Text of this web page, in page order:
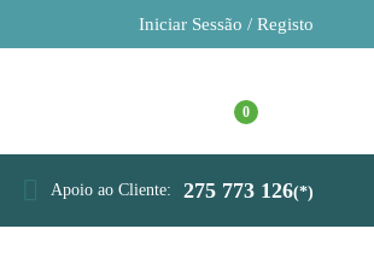
Iniciar Sessão / Registo
Apoio ao Cliente: 275 773 126(*)